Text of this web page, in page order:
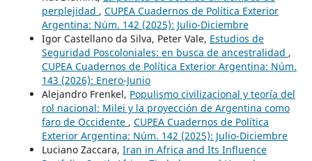
perplejidad , CUPEA Cuadernos de Política Exterior
Argentina: Núm. 142 (2025): Julio-Diciembre
Igor Castellano da Silva, Peter Vale, Estudios de
Seguridad Poscoloniales: en busca de ancestralidad ,
CUPEA Cuadernos de Política Exterior Argentina: Núm.
143 (2026): Enero-Junio
Alejandro Frenkel, Populismo civilizacional y teoría del
rol nacional: Milei y la proyección de Argentina como
faro de Occidente , CUPEA Cuadernos de Política
Exterior Argentina: Núm. 142 (2025): Julio-Diciembre
Luciano Zaccara, Iran in Africa and Its Influence